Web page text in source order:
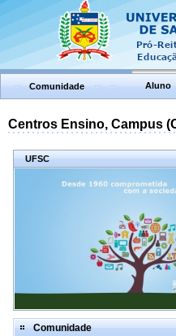
Comunidade Aluno
Centros Ensino, Campus
UFSC
Comunidade